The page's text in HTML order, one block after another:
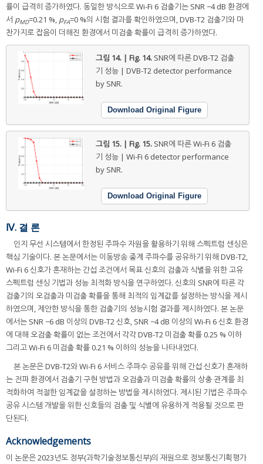
률이 급격히 증가하였다. 동일한 방식으로 Wi-Fi 6 검출기는 SNR −4 dB 환경에
서 pMD=0.21 %, pFA=0 %의 시험 결과를 확인하였으며, DVB-T2 검출기와 마
찬가지로 잡음이 더해진 환경에서 미검출 확률이 급격히 증가하였다.
그림 14. | Fig. 14. SNR에 따른 DVB-T2 검출
기 성능 | DVB-T2 detector performance
by SNR.
Download Original Figure
그림 15. | Fig. 15. SNR에 따른 Wi-Fi 6 검출
기 성능 | Wi-Fi 6 detector performance
by SNR.
Download Original Figure
Ⅳ. 결 론
인지 무선 시스템에서 한정된 주파수 자원을 활용하기 위해 스펙트럼 센싱은
핵심 기술이다. 본 논문에서는 이동방송 중계 주파수를 공유하기 위해 DVB-T2,
Wi-Fi 6 신호가 혼재하는 간섭 조건에서 목표 신호의 검출과 식별을 위한 고유
스펙트럼 센싱 기법과 성능 최적화 방식을 연구하였다. 신호의 SNR에 따른 각
검출기의 오검출과 미검출 확률을 통해 최적의 임계값를 설정하는 방식을 제시
하였으며, 제안한 방식을 통한 검출기의 성능시험 결과를 제시하였다. 본 논문
에서는 SNR −6 dB 이상의 DVB-T2 신호, SNR −4 dB 이상의 Wi-Fi 6 신호 환경
에 대해 오검출 확률이 없는 조건에서 각각 DVB-T2 미검출 확률 0.25 % 이하
그리고 Wi-Fi 6 미검출 확률 0.21 % 이하의 성능을 나타내었다.
본 논문은 DVB-T2와 Wi-Fi 6 서비스 주파수 공유를 위해 간섭 신호가 혼재하
는 전파 환경에서 검출기 구현 방법과 오검출과 미검출 확률의 상충 관계를 최
적화하여 적절한 임계값을 설정하는 방법을 제시하였다. 제시된 기법은 주파수
공유 시스템 개발을 위한 신호들의 검출 및 식별에 유용하게 적용될 것으로 판
단된다.
Acknowledgements
이 논문은 2023년도 정부(과학기술정보통신부)의 재원으로 정보통신기획평가